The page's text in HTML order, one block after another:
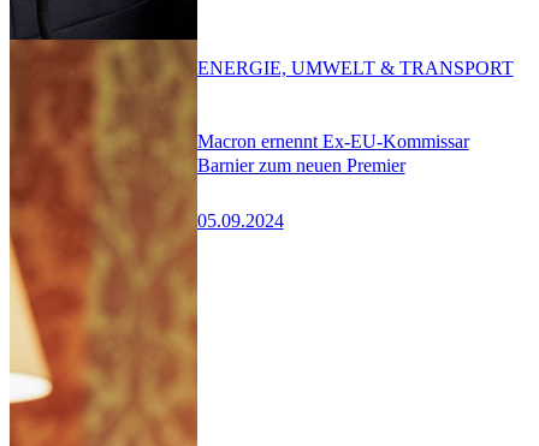
Macron ernennt Ex-EU-Kommissar
Barnier zum neuen Premier
05.09.2024
ENERGIE, UMWELT & TRANSPORT